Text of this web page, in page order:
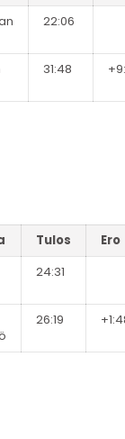
22:06
31:48
Tulos
Ero
24:31
26:19